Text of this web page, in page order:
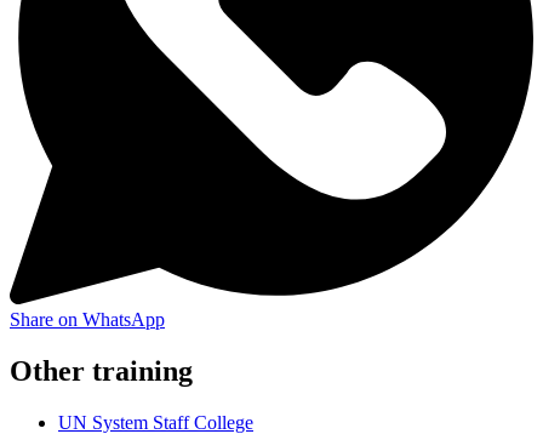
Share on WhatsApp
Other training
UN System Staff College